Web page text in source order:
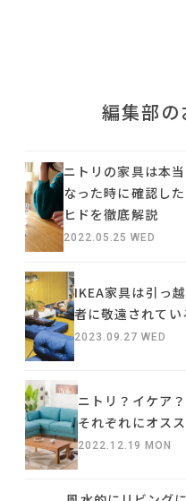
編集部
ニトリの家具は本
なった時に確認し
ヒドを徹底解説
2022.05.25 WED
IKEA家具は引っ
者に敬遠されてい
2023.09.27 WED
ニトリ？イケア
それぞれにオス
2022.12.19 MON